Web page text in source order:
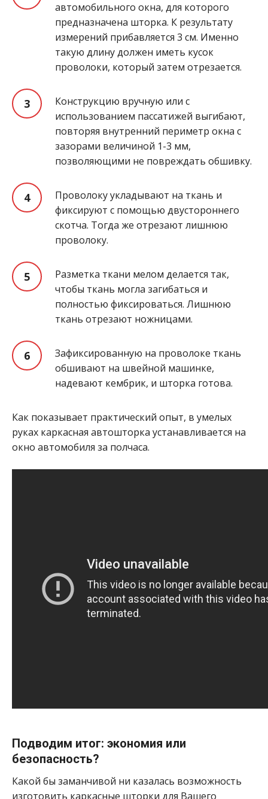
автомобильного окна, для которого
предназначена шторка. К результату
измерений прибавляется 3 см. Именно
такую длину должен иметь кусок
проволоки, который затем отрезается.
Конструкцию вручную или с
использованием пассатижей выгибают,
повторяя внутренний периметр окна с
зазорами величиной 1-3 мм,
позволяющими не повреждать обшивку.
Проволоку укладывают на ткань и
фиксируют с помощью двустороннего
скотча. Тогда же отрезают лишнюю
проволоку.
Разметка ткани мелом делается так,
чтобы ткань могла загибаться и
полностью фиксироваться. Лишнюю
ткань отрезают ножницами.
Зафиксированную на проволоке ткань
обшивают на швейной машинке,
надевают кембрик, и шторка готова.
Как показывает практический опыт, в умелых
руках каркасная автошторка устанавливается на
окно автомобиля за полчаса.
Подводим итог: экономия или
безопасность?
Какой бы заманчивой ни казалась возможность
изготовить каркасные шторки для Вашего